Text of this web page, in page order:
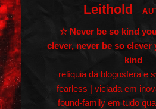
Leithold
☆ Never be so kind
clever, never be so clever
kind
relíquia da blogosfera e
fearless | viciada em
found-family em tudo